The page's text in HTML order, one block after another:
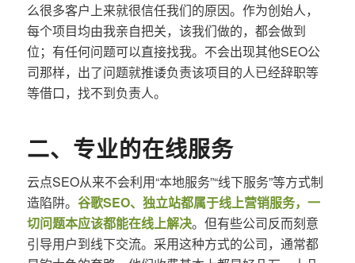
么很多客户上来就很信任我们的原因。作为创始人，
每个项目均由我亲自把关，该我们做的，都会做到
位；有任何问题可以直接找我。不会出现其他SEO公
司那样，出了问题就推诿负责该项目的人已经辞职等
等借口，找不到负责人。
二、专业的在线服务
云点SEO从来不会利用“本地服务”“线下服务”等方式制
造陷阱。 谷歌SEO、独立站都属于线上营销服务，一
切问题本应该都能在线上解决。但有些公司反而刻意
引导用户到线下交流。采用这种方式的公司，通常都